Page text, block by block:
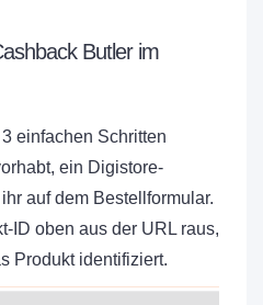
Butler im
einfachen Schritten
ein Digistore-
auf dem Bestellformular.
ID oben aus der URL raus,
Produkt identifiziert.